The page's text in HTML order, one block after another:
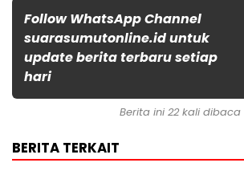
Follow WhatsApp Channel
suarasumutonline.id untuk
update berita terbaru setiap
hari
Berita ini 22 kali dibaca
BERITA TERKAIT